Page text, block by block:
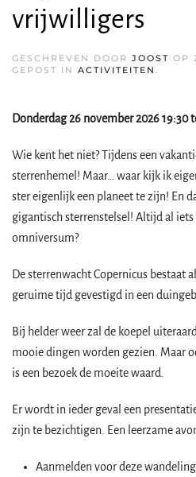
vrijwilligers
GESCHREVEN DOOR JOOST OP
GEPOST IN ACTIVITEITEN .
Donderdag 26 november 2026 19:30
Wie kent het niet? Tijdens een
sterrenhemel! Maar… waar kijk ik
ster eigenlijk een planeet te zijn! En
gigantisch sterrenstelsel! Altijd al
omniversum?
De sterrenwacht Copernicus bestaat
geruime tijd gevestigd in een
Bij helder weer zal de koepel
mooie dingen worden gezien. Maar
is een bezoek de moeite waard.
Er wordt in ieder geval een
zijn te bezichtigen. Een leerzame
Aanmelden voor deze